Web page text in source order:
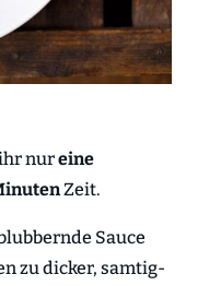
nureine
Zeit.
Sauce
zu dicker, samtig-